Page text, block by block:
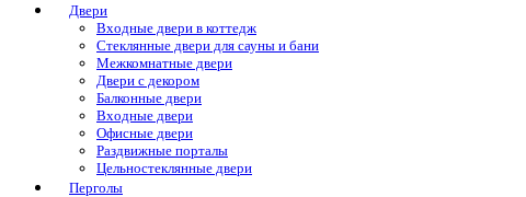
Двери
Входные двери в коттедж
Стеклянные двери для сауны и бани
Межкомнатные двери
Двери с декором
Балконные двери
Входные двери
Офисные двери
Раздвижные порталы
Цельностеклянные двери
Перголы